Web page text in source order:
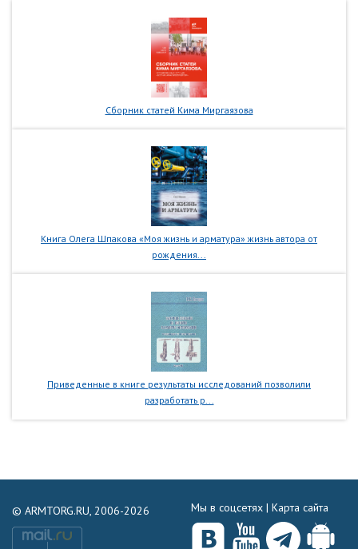
Сборник статей Кима Миргаязова
Книга Олега Шпакова «Моя жизнь и арматура» жизнь автора от
рождения...
Приведенные в книге результаты исследований позволили
разработать р...
© ARMTORG.RU, 2006-2026 Мы в соцсетях | Карта сайта